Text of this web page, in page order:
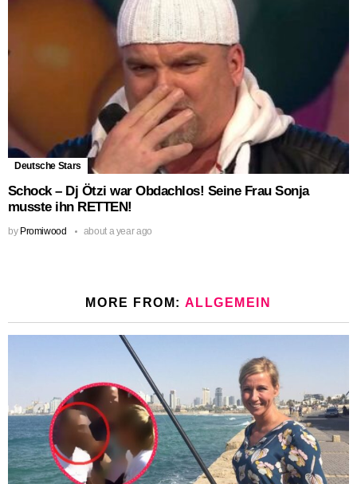
Deutsche Stars
Schock – Dj Ötzi war Obdachlos! Seine Frau Sonja
musste ihn RETTEN!
by Promiwood about a year ago
MORE FROM: ALLGEMEIN